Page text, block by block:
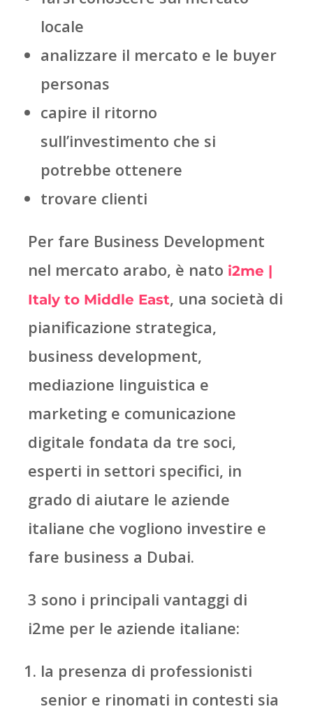
locale
analizzare il mercato e le buyer
personas
capire il ritorno
sull’investimento che si
potrebbe ottenere
trovare clienti
Per fare Business Development
nel mercato arabo, è nato i2me |
Italy to Middle East, una società di
pianificazione strategica,
business development,
mediazione linguistica e
marketing e comunicazione
digitale fondata da tre soci,
esperti in settori specifici, in
grado di aiutare le aziende
italiane che vogliono investire e
fare business a Dubai.
3 sono i principali vantaggi di
i2me per le aziende italiane:
la presenza di professionisti
senior e rinomati in contesti sia